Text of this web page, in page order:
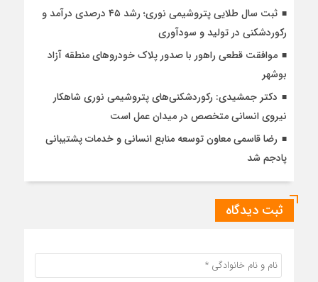
ثبت سال طلایی پتروشیمی نوری؛ رشد ۴۵ درصدی درآمد و
رکوردشکنی در تولید و سودآوری
موافقت قطعی راهور با صدور پلاک خودروهای منطقه آزاد
بوشهر
دکتر جمشیدی: رکوردشکنی‌های پتروشیمی نوری شاهکار
نیروی انسانی متخصص در میدان عمل است
رضا قاسمی معاون توسعه منابع انسانی و خدمات پشتیبانی
پادجم شد
ثبت دیدگاه